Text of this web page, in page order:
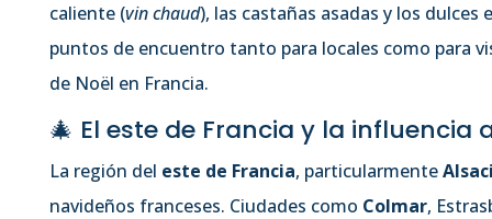
caliente (vin chaud), las castañas asadas y los
puntos de encuentro tanto para locales como para
de Noël en Francia.
🎄 El este de Francia y la influencia
La región del este de Francia, particularmente
navideños franceses. Ciudades como Colmar,